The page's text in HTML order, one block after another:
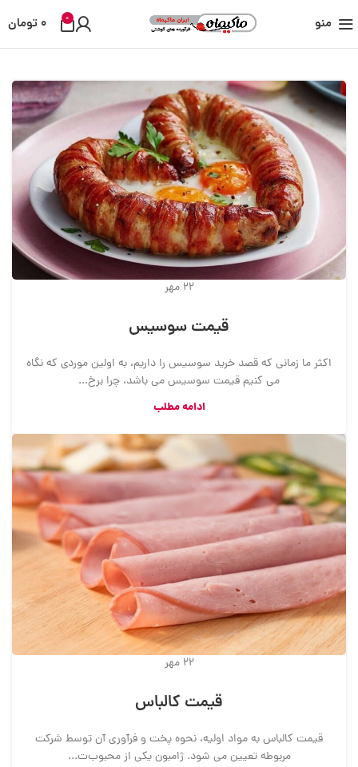
منو 0
0 تومان
22 مهر
قیمت سوسیس
اکثر ما زمانی که قصد خرید سوسیس را داریم، به اولین موردی که نگاه
می کنیم قیمت سوسیس می باشد، چرا برخ...
ادامه مطلب
22 مهر
قیمت کالباس
قیمت کالباس به مواد اولیه، نحوه پخت و فرآوری آن توسط شرکت
مربوطه تعیین می شود. ژامبون یکی از محبوب‌ت...